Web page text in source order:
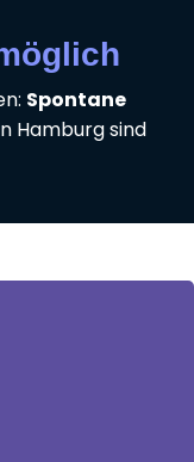
Spontane
Hamburg sind